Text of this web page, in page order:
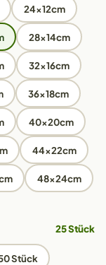
24x12cm
28x14cm
32x16cm
36x18cm
40x20cm
44x22cm
48x24cm
25 Stück
Stück